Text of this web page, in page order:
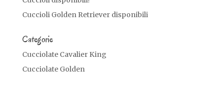
Cuccioli Golden Retriever disponibili
Categorie
Cucciolate Cavalier King
Cucciolate Golden